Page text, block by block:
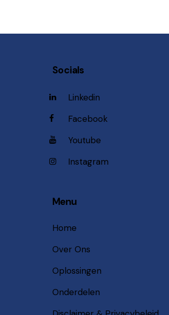
Socials
Linkedin
Facebook
Youtube
Instagram
Menu
Home
Over Ons
Oplossingen
Onderdelen